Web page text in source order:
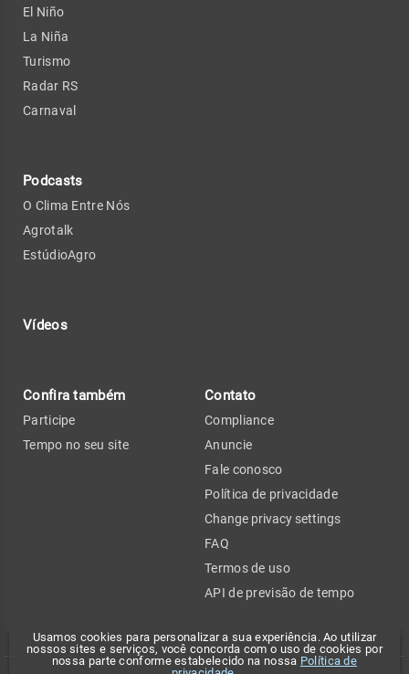
Usamos cookies para personalizar a sua experiência. Ao utilizar
nossos sites e serviços, você concorda com o uso de cookies por
nossa parte conforme estabelecido na nossa Política de
El Niño
La Niña
Turismo
Radar RS
Carnaval
Podcasts
O Clima Entre Nós
Agrotalk
EstúdioAgro
Vídeos
Confira também
Participe
Tempo no seu site
Contato
Compliance
Anuncie
Fale conosco
Política de privacidade
Change privacy settings
FAQ
Termos de uso
API de previsão de tempo